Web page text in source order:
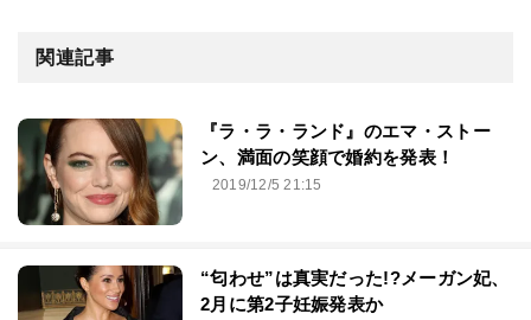
関連記事
『ラ・ラ・ランド』のエマ・ストー
ン、満面の笑顔で婚約を発表！
2019/12/5 21:15
“匂わせ”は真実だった!?メーガン妃、
2月に第2子妊娠発表か